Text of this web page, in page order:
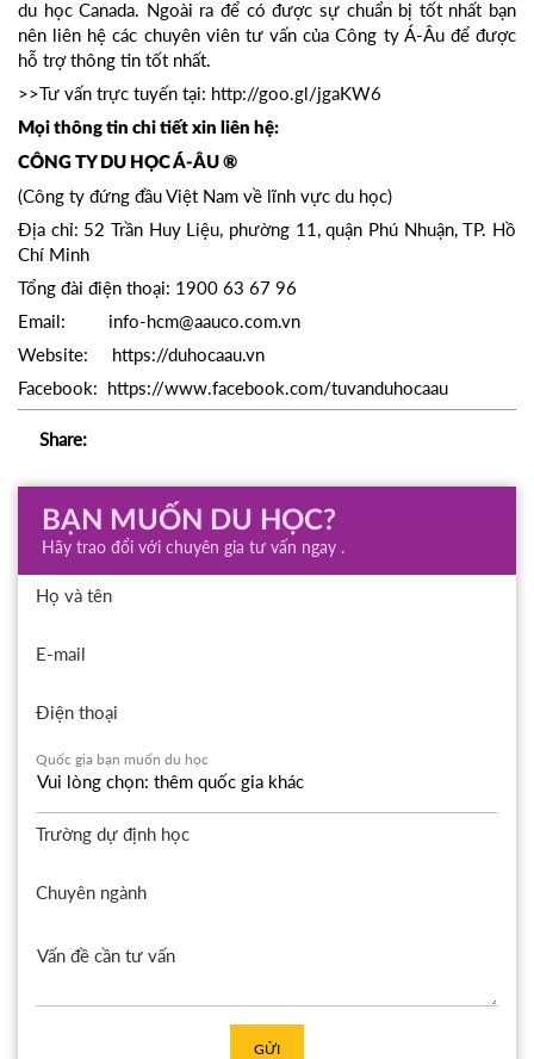
du học Canada. Ngoài ra để có được sự chuẩn bị tốt nhất bạn
nên liên hệ các chuyên viên tư vấn của Công ty Á-Âu để được
hỗ trợ thông tin tốt nhất.
>>Tư vấn trực tuyến tại: http://goo.gl/jgaKW6
Mọi thông tin chi tiết xin liên hệ:
CÔNG TY DU HỌC Á-ÂU ®
(Công ty đứng đầu Việt Nam về lĩnh vực du học)
Địa chỉ: 52 Trần Huy Liệu, phường 11, quận Phú Nhuận, TP. Hồ
Chí Minh
Tổng đài điện thoại: 1900 63 67 96
Email: info-hcm@aauco.com.vn
Website: https://duhocaau.vn
Facebook: https://www.facebook.com/tuvanduhocaau
Share:
BẠN MUỐN DU HỌC?
Hãy trao đổi với chuyên gia tư vấn ngay .
Họ và tên
E-mail
Điện thoại
Quốc gia bạn muốn du học
Trường dự định học
Chuyên ngành
GỬI